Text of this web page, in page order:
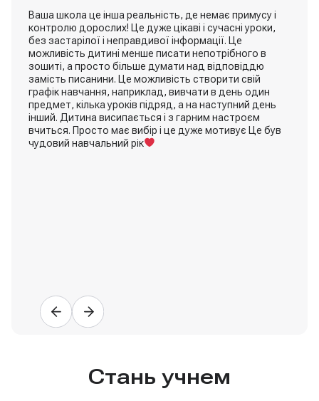
Векарева Рина
Мама (6 клас)
Ваша школа це інша реальність, де немає примусу і
контролю дорослих! Це дуже цікаві і сучасні уроки,
без застарілої і неправдивої інформації. Це
можливість дитині менше писати непотрібного в
зошиті, а просто більше думати над відповіддю
замість писанини. Це можливість створити свій
графік навчання, наприклад, вивчати в день один
предмет, кілька уроків підряд, а на наступний день
інший. Дитина висипається і з гарним настроєм
вчиться. Просто має вибір і це дуже мотивує Це був
чудовий навчальний рік
Стань учнем